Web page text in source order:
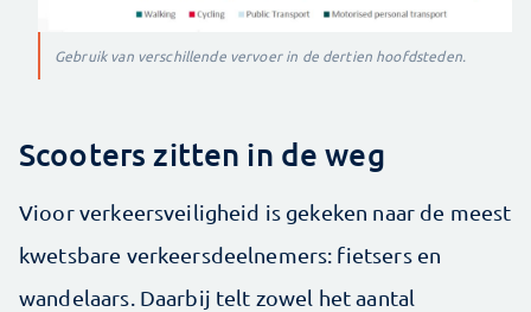
Gebruik van verschillende vervoer in de dertien hoofdsteden.
Scooters zitten in de weg
Vioor verkeersveiligheid is gekeken naar de meest
kwetsbare verkeersdeelnemers: fietsers en
wandelaars. Daarbij telt zowel het aantal